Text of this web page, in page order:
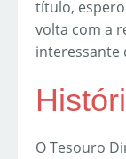
título,
volta com a
interessante
O Tesouro